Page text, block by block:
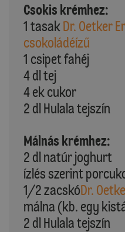
Csokis krémhez:
1 tasak Dr. Oetker
csokoládéízű
1 csipet fahéj
4 dl tej
4 ek cukor
2 dl Hulala tejszín
Málnás krémhez:
2 dl natúr joghurt
ízlés szerint
1/2 zacskóDr.
málna (kb. egy
2 dl Hulala tejszín